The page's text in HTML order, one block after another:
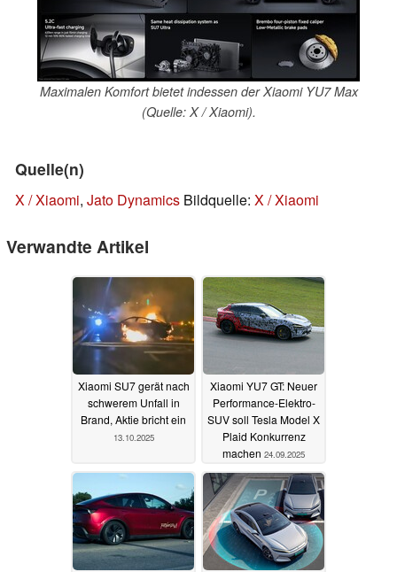
Maximalen Komfort bietet indessen der Xiaomi YU7 Max
(Quelle: X / Xiaomi).
Quelle(n)
X / Xiaomi, Jato Dynamics Bildquelle: X / Xiaomi
Verwandte Artikel
Xiaomi SU7 gerät nach
schwerem Unfall in
Brand, Aktie bricht ein
13.10.2025
Xiaomi YU7 GT: Neuer
Performance-Elektro-
SUV soll Tesla Model X
Plaid Konkurrenz
machen 24.09.2025